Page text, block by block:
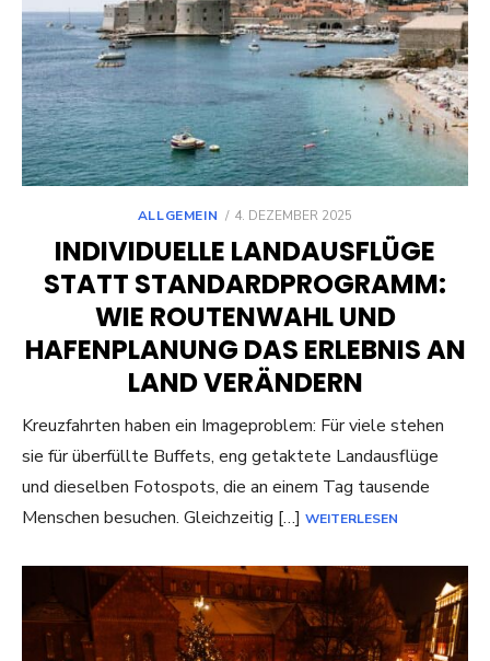
ALLGEMEIN
POSTED
4. DEZEMBER 2025
INDIVIDUELLE LANDAUSFLÜGE
STATT STANDARDPROGRAMM:
WIE ROUTENWAHL UND
HAFENPLANUNG DAS ERLEBNIS AN
LAND VERÄNDERN
Kreuzfahrten haben ein Imageproblem: Für viele stehen
sie für überfüllte Buffets, eng getaktete Landausflüge
und dieselben Fotospots, die an einem Tag tausende
Menschen besuchen. Gleichzeitig […] WEITERLESEN